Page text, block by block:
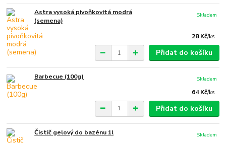
Astra vysoká pivoňkovitá modrá
(semena)
28 Kč/ks
Skladem
Přidat do košíku
Barbecue (100g)
64 Kč/ks
Skladem
Přidat do košíku
Čistič gelový do bazénu 1l
Skladem